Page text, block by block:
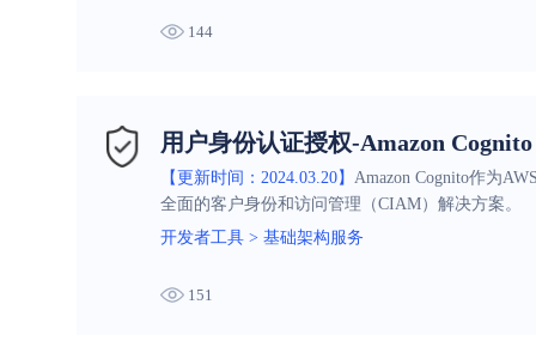
144
用户身份认证授权-Amazon Cognito
【更新时间：2024.03.20】 Amazon Cognito作为
全面的客户身份和访问管理（CIAM）解决方案。
开发者工具 > 基础架构服务
151